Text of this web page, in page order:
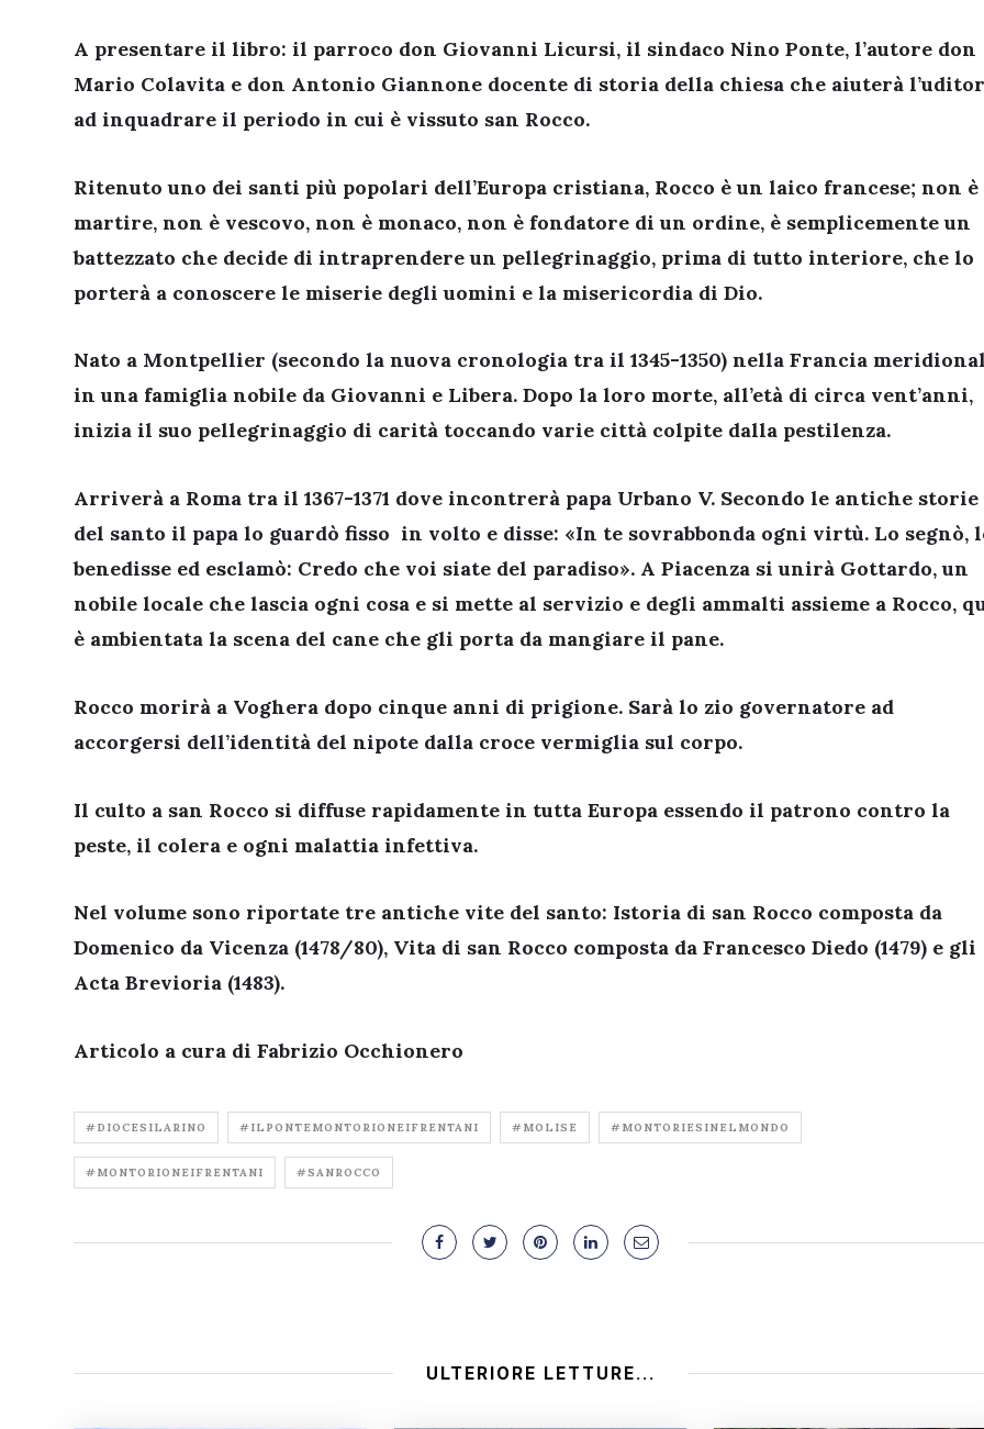
A presentare il libro: il parroco don Giovanni Licursi, il sindaco Nino Ponte, l’autore don
Mario Colavita e don Antonio Giannone docente di storia della chiesa che aiuterà
ad inquadrare il periodo in cui è vissuto san Rocco.
Ritenuto uno dei santi più popolari dell’Europa cristiana, Rocco è un laico francese; non è
martire, non è vescovo, non è monaco, non è fondatore di un ordine, è semplicemente un
battezzato che decide di intraprendere un pellegrinaggio, prima di tutto interiore, che lo
porterà a conoscere le miserie degli uomini e la misericordia di Dio.
Nato a Montpellier (secondo la nuova cronologia tra il 1345-1350) nella Francia
in una famiglia nobile da Giovanni e Libera. Dopo la loro morte, all’età di circa vent’anni,
inizia il suo pellegrinaggio di carità toccando varie città colpite dalla pestilenza.
Arriverà a Roma tra il 1367-1371 dove incontrerà papa Urbano V. Secondo le antiche storie
del santo il papa lo guardò fisso in volto e disse: «In te sovrabbonda ogni virtù. Lo segnò,
benedisse ed esclamò: Credo che voi siate del paradiso». A Piacenza si unirà Gottardo, un
nobile locale che lascia ogni cosa e si mette al servizio e degli ammalti assieme a Rocco,
è ambientata la scena del cane che gli porta da mangiare il pane.
Rocco morirà a Voghera dopo cinque anni di prigione. Sarà lo zio governatore ad
accorgersi dell’identità del nipote dalla croce vermiglia sul corpo.
Il culto a san Rocco si diffuse rapidamente in tutta Europa essendo il patrono contro la
peste, il colera e ogni malattia infettiva.
Nel volume sono riportate tre antiche vite del santo: Istoria di san Rocco composta da
Domenico da Vicenza (1478/80), Vita di san Rocco composta da Francesco Diedo (1479) e gli
Acta Brevioria (1483).
Articolo a cura di Fabrizio Occhionero
#DIOCESILARINO #ILPONTEMONTORIONEIFRENTANI #MOLISE #MONTORIESINELMONDO
#MONTORIONEIFRENTANI #SANROCCO
ULTERIORE LETTURE...